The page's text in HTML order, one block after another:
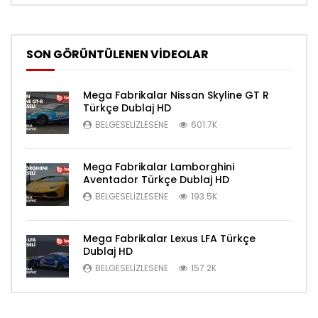
SON GÖRÜNTÜLENEN VİDEOLAR
Mega Fabrikalar Nissan Skyline GT R
Türkçe Dublaj HD
BELGESELIZLESENE 601.7K
Mega Fabrikalar Lamborghini
Aventador Türkçe Dublaj HD
BELGESELIZLESENE 193.5K
Mega Fabrikalar Lexus LFA Türkçe
Dublaj HD
BELGESELIZLESENE 157.2K